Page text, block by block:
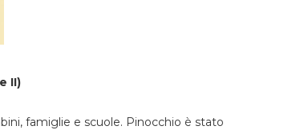
II)
famiglie e scuole. Pinocchio è stato